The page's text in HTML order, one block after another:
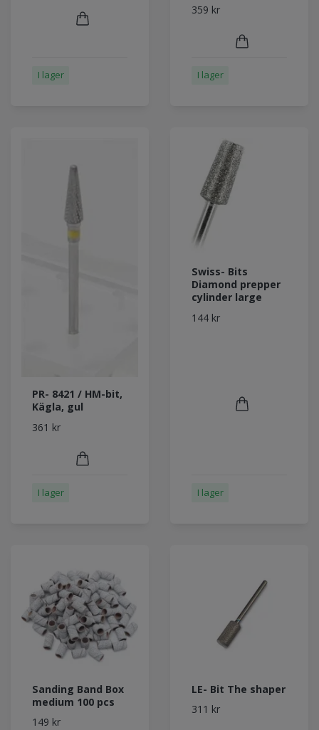
I lager
359 kr
I lager
PR- 8421 / HM-bit,
Kägla, gul
361 kr
I lager
Swiss- Bits
Diamond prepper
cylinder large
144 kr
I lager
Sanding Band Box
medium 100 pcs
149 kr
LE- Bit The shaper
311 kr